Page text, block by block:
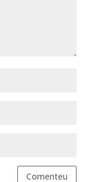
Comenteu